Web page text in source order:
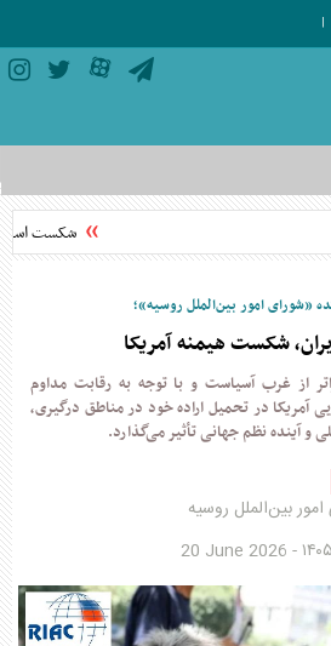
شکست
«شورای امور بین‌الملل روسیه»؛
شکست هیمنه آمریکا
از غرب آسیاست و با توجه به رقابت مداوم
آمریکا در تحمیل اراده خود در مناطق درگیری،
و آینده نظم جهانی تأثیر می‌گذارد.
بین‌الملل روسیه
-
20 June 2026